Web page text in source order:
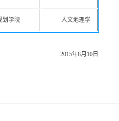
划学院 人文地理学
2015年8月 10 日